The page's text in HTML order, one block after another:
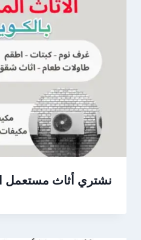
نشتري أثاث مستعمل